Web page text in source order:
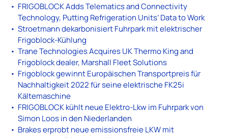
FRIGOBLOCK Adds Telematics and Connectivity
Technology, Putting Refrigeration Units’ Data to Work
Stroetmann dekarbonisiert Fuhrpark mit elektrischer
Frigoblock-Kühlung
Trane Technologies Acquires UK Thermo King and
Frigoblock dealer, Marshall Fleet Solutions
Frigoblock gewinnt Europäischen Transportpreis für
Nachhaltigkeit 2022 für seine elektrische FK25i
Kältemaschine
FRIGOBLOCK kühlt neue Elektro-Lkw im Fuhrpark von
Simon Loos in den Niederlanden
Brakes erprobt neue emissionsfreie LKW mit